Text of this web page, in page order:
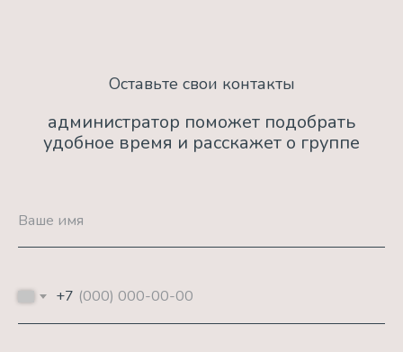
Оставьте свои контакты
администратор поможет подобрать
удобное время и расскажет о группе
Ваше имя
+7